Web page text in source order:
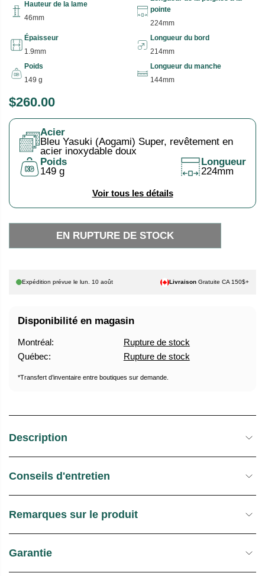
Hauteur de la lame
46mm
pointe
224mm
Épaisseur
1.9mm
Longueur du bord
214mm
Poids
149 g
Longueur du manche
144mm
P
R
B
I
U
$260.00
E
N
R
E
E
Acier
Bleu Yasuki (Aogami) Super, revêtement en
acier inoxydable doux
Poids
149 g
Longueur
224mm
Voir tous les détails
EN RUPTURE DE STOCK
Expédition prévue le lun. 10 août Livraison Gratuite CA 150$+
Disponibilité en magasin
Montréal:
Rupture de stock
Québec:
Rupture de stock
*Transfert d’inventaire entre boutiques sur demande.
Description
Conseils d'entretien
Remarques sur le produit
Garantie